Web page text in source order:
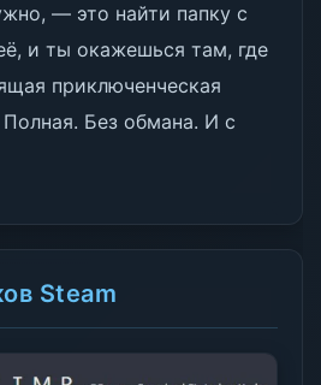
— это найти папку с
и ты окажешься там, где
приключенческая
Без обмана. И с
Steam